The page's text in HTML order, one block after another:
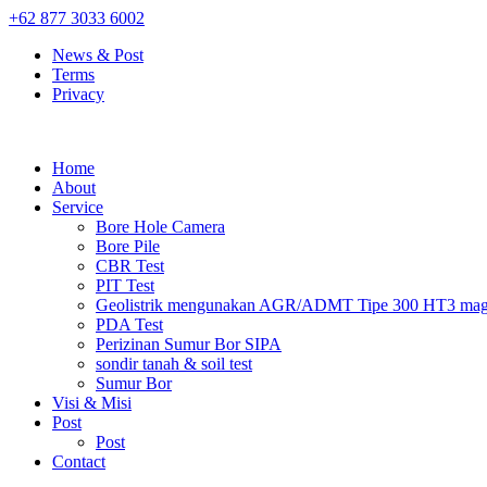
+62 877 3033 6002
News & Post
Terms
Privacy
Home
About
Service
Bore Hole Camera
Bore Pile
CBR Test
PIT Test
Geolistrik mengunakan AGR/ADMT Tipe 300 HT3
PDA Test
Perizinan Sumur Bor SIPA
sondir tanah & soil test
Sumur Bor
Visi & Misi
Post
Post
Contact